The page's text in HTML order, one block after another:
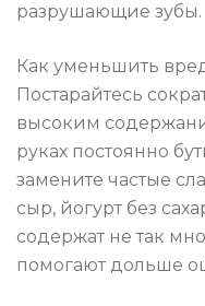
разрушающие зубы.
Как уменьшить
Постарайтесь
высоким
руках постоянно
замените частые
сыр, йогурт без
содержат не так
помогают дольше